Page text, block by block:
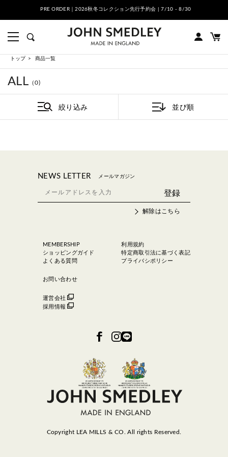
PRE ORDER｜2026秋冬コレクション先行予約会 | 7/10 - 8/30
トップ 商品一覧
ALL （0)
絞り込み 並び順
NEWS LETTER メールマガジン
解除はこちら
MEMBERSHIP
ショッピングガイド
よくある質問
お問い合わせ
運営会社
採用情報
利用規約
特定商取引法に基づく表記
プライバシポリシー
Copyright LEA MILLS & CO. All rights Reserved.